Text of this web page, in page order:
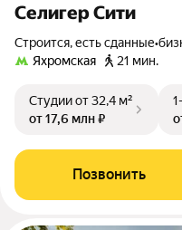
Селигер Сити
Строится, есть сданные•
Яхромская
21 мин.
Студииот 32,4 м²
от 17,6 млн ₽
Позвонить